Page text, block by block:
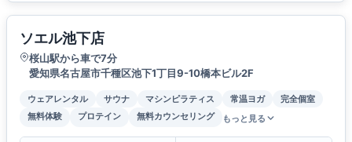
ソエル池下店
桜山駅から車で7分
愛知県名古屋市千種区池下1丁目9-10橋本ビル2F
ウェアレンタル サウナ マシンピラティス 常温ヨガ
完全個室
無料体験
プロテイン 無料カウンセリング もっと見る